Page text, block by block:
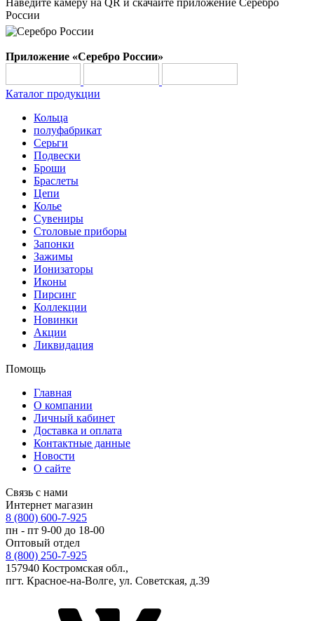
Наведите камеру на QR и скачайте приложение Серебро
России
Приложение «Серебро России»
Каталог продукции
Кольца
полуфабрикат
Серьги
Подвески
Броши
Браслеты
Цепи
Колье
Сувениры
Столовые приборы
Запонки
Зажимы
Ионизаторы
Иконы
Пирсинг
Коллекции
Новинки
Акции
Ликвидация
Помощь
Главная
О компании
Личный кабинет
Доставка и оплата
Контактные данные
Новости
О сайте
Связь с нами
Интернет магазин
8 (800) 600-7-925
пн - пт 9-00 до 18-00
Оптовый отдел
8 (800) 250-7-925
157940 Костромская обл.,
пгт. Красное-на-Волге, ул. Советская, д.39